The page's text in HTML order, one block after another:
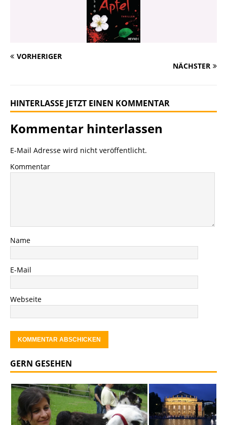
VORHERIGER
NÄCHSTER
HINTERLASSE JETZT EINEN KOMMENTAR
Kommentar hinterlassen
E-Mail Adresse wird nicht veröffentlicht.
Kommentar
Name
E-Mail
Webseite
GERN GESEHEN